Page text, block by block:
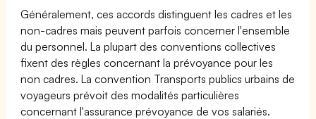
Généralement, ces accords distinguent les cadres et les
non-cadres mais peuvent parfois concerner l'ensemble
du personnel. La plupart des conventions collectives
fixent des règles concernant la prévoyance pour les
non cadres. La convention Transports publics urbains de
voyageurs prévoit des modalités particulières
concernant l'assurance prévoyance de vos salariés.